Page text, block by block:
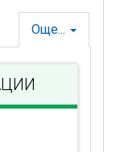
Още...